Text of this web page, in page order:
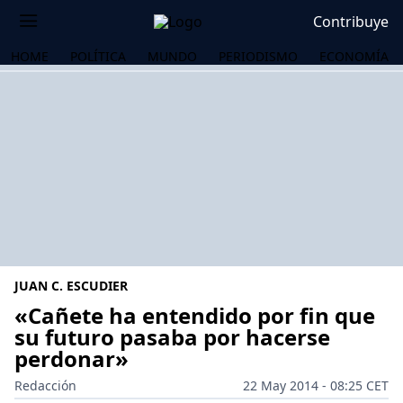
Contribuye
HOME POLÍTICA MUNDO PERIODISMO ECONOMÍA
JUAN C. ESCUDIER
«Cañete ha entendido por fin que
su futuro pasaba por hacerse
perdonar»
Redacción
22 May 2014 - 08:25 CET